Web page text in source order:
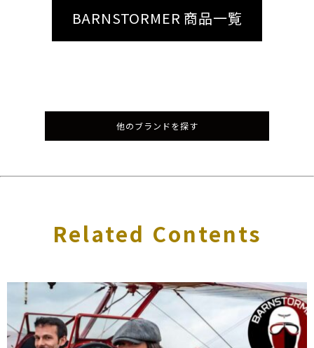
BARNSTORMER 商品一覧
他のブランドを探す
Related Contents